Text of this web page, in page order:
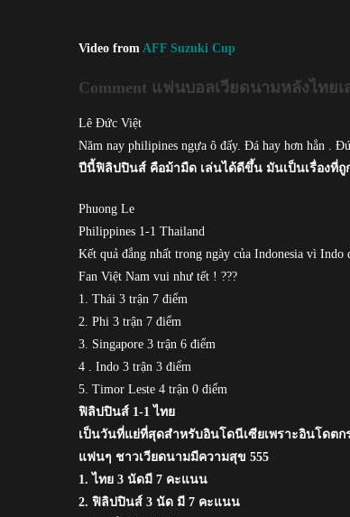
Video from AFF Suzuki Cup
Comment แฟนบอลเวียดนามหลังไทย
Lê Đức Việt
Năm nay philipines ngựa ô đấy. Đá hay hơn hẳn .
ปีนี้ฟิลิปปินส์ คือม้ามืด เล่นได้ดีขึ้น มันเป็นเรื่องที่
Phuong Le
Philippines 1-1 Thailand
Kết quả đắng nhất trong ngày của Indonesia vì Indo
Fan Việt Nam vui như tết ! ???
1. Thái 3 trận 7 điểm
2. Phi 3 trận 7 điểm
3. Singapore 3 trận 6 điểm
4 . Indo 3 trận 3 điểm
5. Timor Leste 4 trận 0 điểm
ฟิลิปปินส์ 1-1 ไทย
เป็นวันที่แย่ที่สุดสำหรับอินโดนีเซียเพราะอินโดตก
แฟนๆ ชาวเวียดนามมีความสุข 555
1. ไทย 3 นัดมี 7 คะแนน
2. ฟิลิปปินส์ 3 นัด มี 7 คะแนน